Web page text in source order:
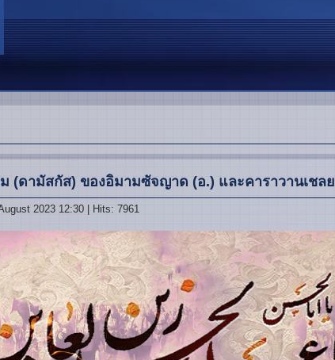
ม (ดามัสกัส) ของอิมามซัจญาด (อ.) และคาราวานเชลย
2023 12:30 | Hits: 7961